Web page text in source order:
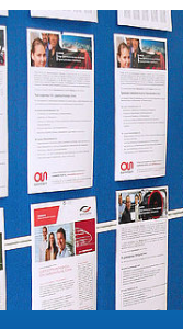
FORSCHUNG
ALUMNI
HOCHSCHULE
INTERNATIONAL
BESCHÄFTIGTE
Blogs Kontakt
TH Online-Portal